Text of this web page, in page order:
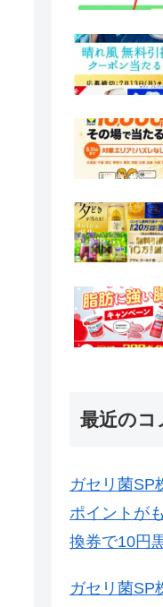
最近のコ
ガセリ菌SP
ポイントが
換券で10円
ガセリ菌SP